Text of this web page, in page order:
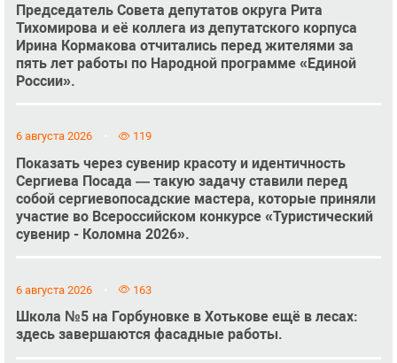
Председатель Совета депутатов округа Рита
Тихомирова и её коллега из депутатского корпуса
Ирина Кормакова отчитались перед жителями за
пять лет работы по Народной программе «Единой
России».
6 августа 2026 119
Показать через сувенир красоту и идентичность
Сергиева Посада — такую задачу ставили перед
собой сергиевопосадские мастера, которые приняли
участие во Всероссийском конкурсе «Туристический
сувенир - Коломна 2026».
6 августа 2026 163
Школа №5 на Горбуновке в Хотькове ещё в лесах:
здесь завершаются фасадные работы.